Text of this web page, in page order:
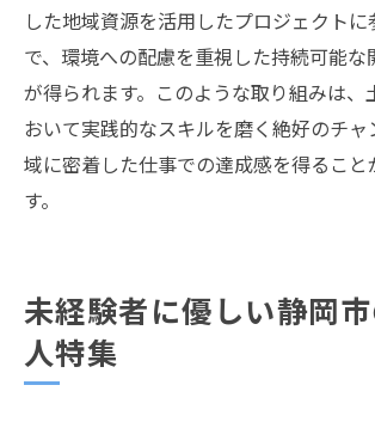
した地域資源を活用したプロジェクトに
で、環境への配慮を重視した持続可能
が得られます。このような取り組みは、
おいて実践的なスキルを磨く絶好のチ
域に密着した仕事での達成感を得ること
す。
未経験者に優しい静岡
人特集